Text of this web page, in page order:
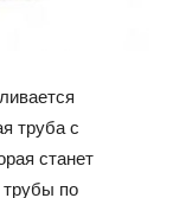
труба с
станет
трубы по